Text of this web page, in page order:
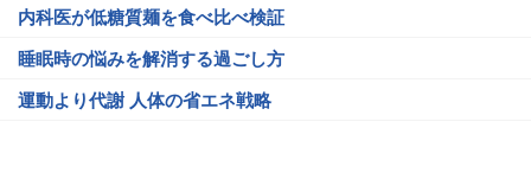
内科医が低糖質麺を食べ比べ検証
睡眠時の悩みを解消する過ごし方
運動より代謝 人体の省エネ戦略